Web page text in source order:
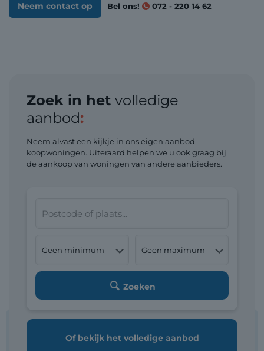
Neem contact op Bel ons! 072 - 220 14 62
Zoek in het volledige
aanbod:
Neem alvast een kijkje in ons eigen aanbod
koopwoningen. Uiteraard helpen we u ook graag bij
de aankoop van woningen van andere aanbieders.
Zoeken
Of bekijk het volledige aanbod